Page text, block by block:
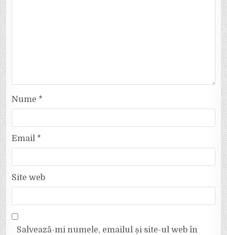
Nume *
Email *
Site web
Salvează-mi numele, emailul și site-ul web în